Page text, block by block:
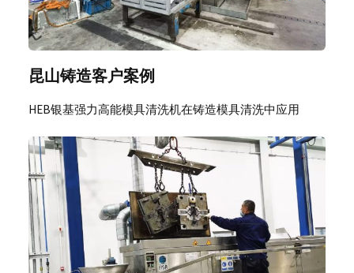
昆山铸造客户案例
HEB银基强力高能模具清洗机在铸造模具清洗中应用